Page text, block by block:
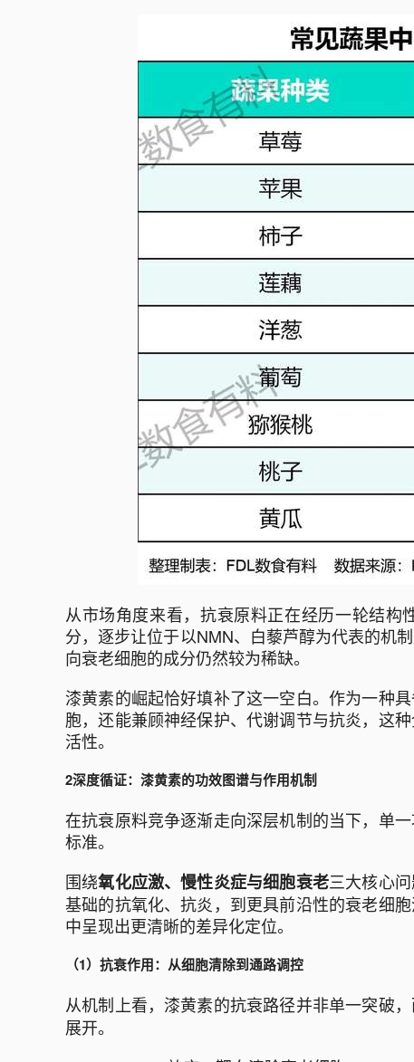
从市场角度来看，抗衰原料正在经历一轮结
分，逐步让位于以NMN、白藜芦醇为代表的机
向衰老细胞的成分仍然较为稀缺。
漆黄素的崛起恰好填补了这一空白。作为一种
胞，还能兼顾神经保护、代谢调节与抗炎，这
活性。
2深度循证：漆黄素的功效图谱与作用机制
在抗衰原料竞争逐渐走向深层机制的当下，单
标准。
围绕氧化应激、慢性炎症与细胞衰老三大核心
基础的抗氧化、抗炎，到更具前沿性的衰老细
中呈现出更清晰的差异化定位。
（1）抗衰作用：从细胞清除到通路调控
从机制上看，漆黄素的抗衰路径并非单一突破
展开。